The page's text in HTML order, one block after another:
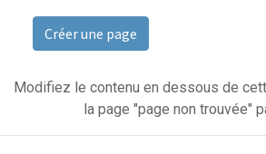
Créer une page
Modifiez le contenu en dessous de
la page "page non trouvée"